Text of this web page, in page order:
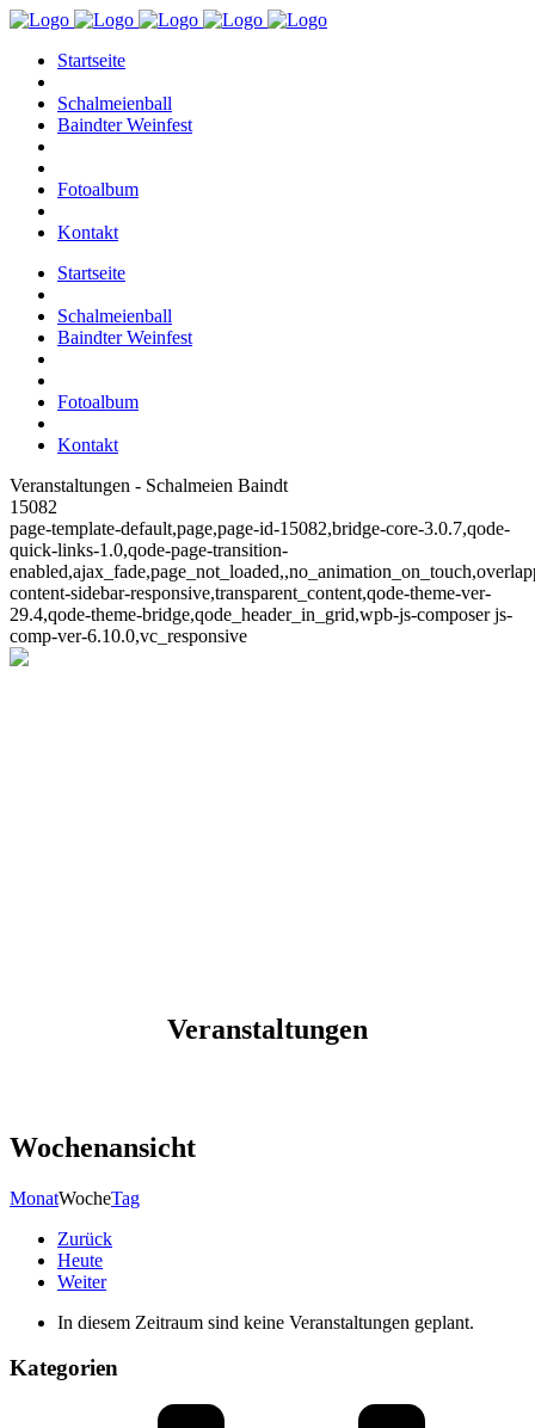
Startseite
Schalmeienball
Baindter Weinfest
Fotoalbum
Kontakt
Startseite
Schalmeienball
Baindter Weinfest
Fotoalbum
Kontakt
Veranstaltungen - Schalmeien Baindt
15082
page-template-default,page,page-id-15082,bridge-core-3.0.7,qode-
quick-links-1.0,qode-page-transition-
content-sidebar-responsive,transparent_content,qode-theme-ver-
29.4,qode-theme-bridge,qode_header_in_grid,wpb-js-composer js-
comp-ver-6.10.0,vc_responsive
Veranstaltungen
Wochenansicht
MonatWocheTag
Zurück
Heute
Weiter
In diesem Zeitraum sind keine Veranstaltungen geplant.
Kategorien